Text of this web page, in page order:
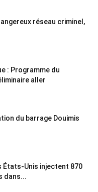
réseau criminel,
: Programme du
aller
du barrage Douimis
États-Unis injectent 870
dans...